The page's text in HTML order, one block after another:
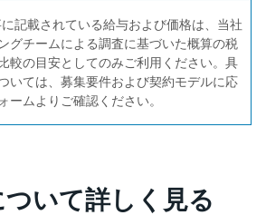
記載されている給与および価格は、当社
グチームによる調査に基づいた概算の税
較の目安としてのみご利用ください。具
いては、募集要件および契約モデルに応
ームよりご確認ください。
ついて詳しく見る